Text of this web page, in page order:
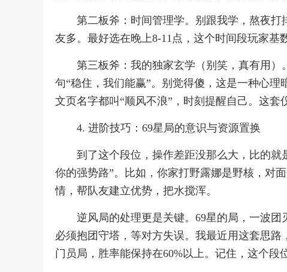
第二板斧：时间管理学。别跟我学，熬夜
友多。最好选在晚上8-11点，这个时间段玩家基
第三板斧：我的独家玄学（别笑，真有用
句“稳住，我们能赢”。别觉得傻，这是一种心
文页名字都叫“顺风不浪”，时刻提醒自己。这套
4. 进阶技巧：69星局的意识与资源置换
到了这个段位，操作差距没那么大，比的
你的强势路”。比如，你家打野露娜是野核，对
情，帮队友建立优势，把水搅浑。
逆风局的处理更是关键。69星的局，一波团
必须抱团守塔，等对方失误。我最近用这套思
门员局，胜率能保持在60%以上。记住，这个段